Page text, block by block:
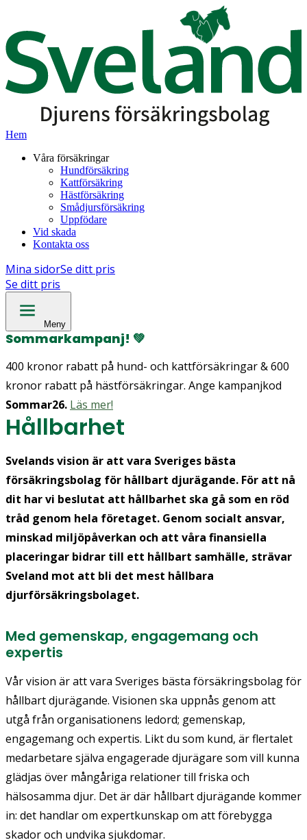
Hem
Våra försäkringar
Hundförsäkring
Kattförsäkring
Hästförsäkring
Smådjursförsäkring
Uppfödare
Vid skada
Kontakta oss
Mina sidorSe ditt pris
Se ditt pris
Meny
Sommarkampanj! 💚
400 kronor rabatt på hund- och kattförsäkringar & 600
kronor rabatt på hästförsäkringar. Ange kampanjkod
Sommar26. Läs mer!
Hållbarhet
Svelands vision är att vara Sveriges bästa
försäkringsbolag för hållbart djurägande. För att nå
dit har vi beslutat att hållbarhet ska gå som en röd
tråd genom hela företaget. Genom socialt ansvar,
minskad miljöpåverkan och att våra finansiella
placeringar bidrar till ett hållbart samhälle, strävar
Sveland mot att bli det mest hållbara
djurförsäkringsbolaget.
Med gemenskap, engagemang och
expertis
Vår vision är att vara Sveriges bästa försäkringsbolag för
hållbart djurägande. Visionen ska uppnås genom att
utgå från organisationens ledord; gemenskap,
engagemang och expertis. Likt du som kund, är flertalet
medarbetare själva engagerade djurägare som vill kunna
glädjas över mångåriga relationer till friska och
hälsosamma djur. Det är där hållbart djurägande kommer
in: det handlar om expertkunskap om att förebygga
skador och undvika sjukdomar.